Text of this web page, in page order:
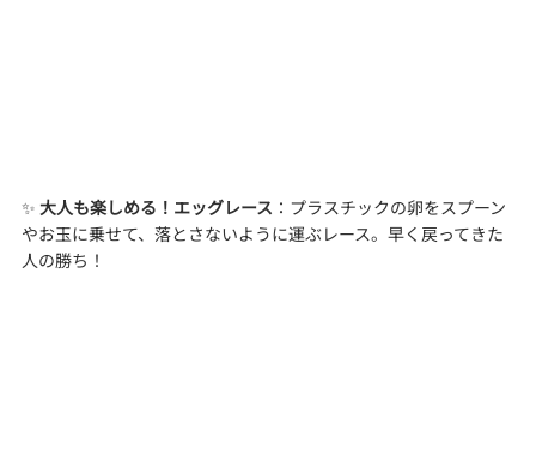
✨ 大人も楽しめる！エッグレース ：プラスチックの卵をスプーン
やお玉に乗せて、落とさないように運ぶレース。早く戻ってきた
人の勝ち！